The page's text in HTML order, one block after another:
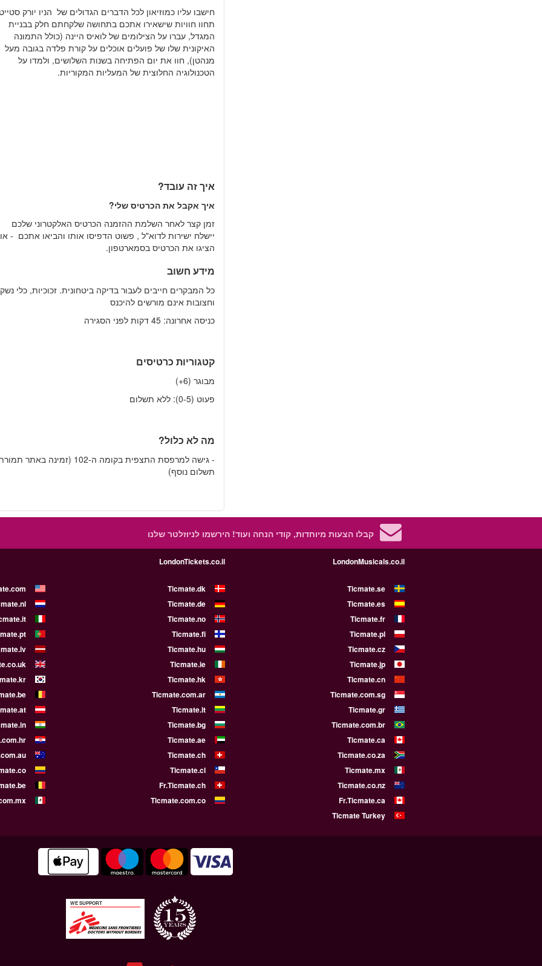
חישבו עליו כמוזיאון לכל הדברים הגדולים של הניו יורק
תחוו חוויות שישאירו אתכם בתחושה שלקחתם חלק בבניית
המגדל, עברו על הצילומים של לואיס היינה (כולל התמונה
האיקונית שלו של פועלים אוכלים על קורת פלדה בגובה מעל
מנהטן), חוו את יום הפתיחה בשנות השלושים, ולמדו על
הטכנולוגיה החלוצית של המעליות המקוריות.
איך זה עובד?
איך אקבל את הכרטיס שלי?
זמן קצר לאחר השלמת ההזמנה הכרטיס האלקטרוני שלכם
יישלח ישירות לדוא"ל , פשוט הדפיסו אותו והביאו אתכם - או
הציגו את הכרטיס בסמארטפון.
מידע חשוב
כל המבקרים חייבים לעבור בדיקה ביטחונית. זכוכיות, כלי
וחצובות אינם מורשים להיכנס
כניסה אחרונה: 45 דקות לפני הסגירה
קטגוריות כרטיסים
מבוגר (6+)
פעוט (0-5): ללא תשלום
מה לא כלול?
- גישה למרפסת התצפית בקומה ה-102 (זמינה באתר
תשלום נוסף)
קבלו הצעות מיוחדות, קודי הנחה ועוד! הירשמו לניוזלטר שלנו
LondonMusicals.co.il
LondonTickets.co.il
Ticmate.se
Ticmate.dk
Ticmate.es
Ticmate.de
Ticmate.fr
Ticmate.no
Ticmate.pl
Ticmate.fi
Ticmate.cz
Ticmate.hu
Ticmate.jp
Ticmate.ie
Ticmate.cn
Ticmate.hk
Ticmate.com.sg
Ticmate.com.ar
Ticmate.gr
Ticmate.lt
Ticmate.com.br
Ticmate.bg
Ticmate.ca
Ticmate.ae
Ticmate.co.za
Ticmate.ch
Ticmate.mx
Ticmate.cl
Ticmate.co.nz
Fr.Ticmate.ch
Fr.Ticmate.ca
Ticmate.com.co
Ticmate Turkey
WE SUPPORT